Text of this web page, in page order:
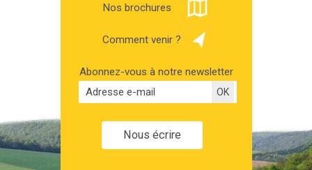
Nos brochures
Comment venir ?
Abonnez-vous à notre newsletter
Nous écrire